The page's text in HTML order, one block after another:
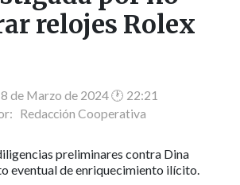
relojes Rolex
de Marzo de 2024 🕐 22:21
Redacción Cooperativa
preliminares contra Dina
eventual de enriquecimiento ilícito.